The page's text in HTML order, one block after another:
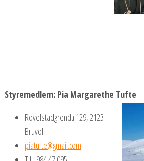
Styremedlem: Pia Margarethe Tufte
Rovelstadgrenda 129, 2123
Bruvoll
piatufte@gmail.com